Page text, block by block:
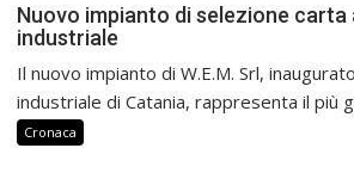
Nuovo impianto di selezione carta
industriale
Il nuovo impianto di W.E.M. Srl,
industriale di Catania, rappresenta il più
Cronaca